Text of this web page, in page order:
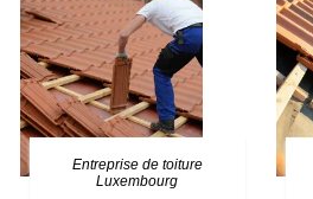
Entreprise de toiture
Luxembourg